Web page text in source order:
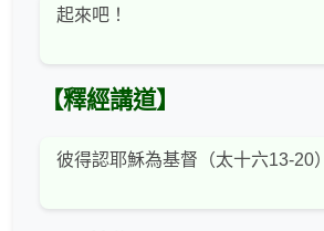
起來吧！
【釋經講道】
彼得認耶穌為基督（太十六13-20）